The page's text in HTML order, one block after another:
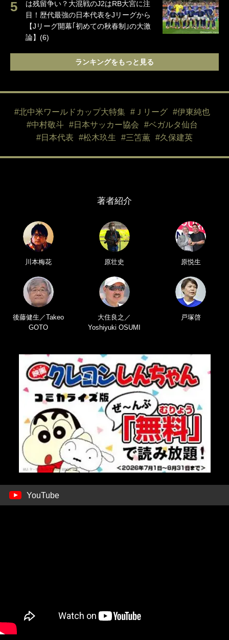
は残留争い？大混戦のJ2はRB大宮に注
目！歴代最強の日本代表をJリーグから
【Jリーグ開幕｢初めての秋春制｣の大激
論】(6)
ランキングをもっと見る
#北中米ワールドカップ大特集 #Ｊリーグ
#伊東純也
#中村敬斗
#日本サッカー協会
#ベガルタ仙台
#日本代表
#松木玖生 #三笘薫 #久保建英
著者紹介
川本梅花 原壮史 原悦生
後藤健生／Takeo
GOTO
大住良之／
Yoshiyuki OSUMI
戸塚啓
YouTube